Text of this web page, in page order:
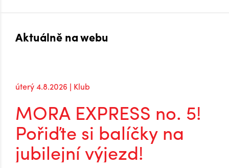
Aktuálně na webu
úterý 4.8.2026 | Klub
MORA EXPRESS no. 5!
Pořiďte si balíčky na
jubilejní výjezd!